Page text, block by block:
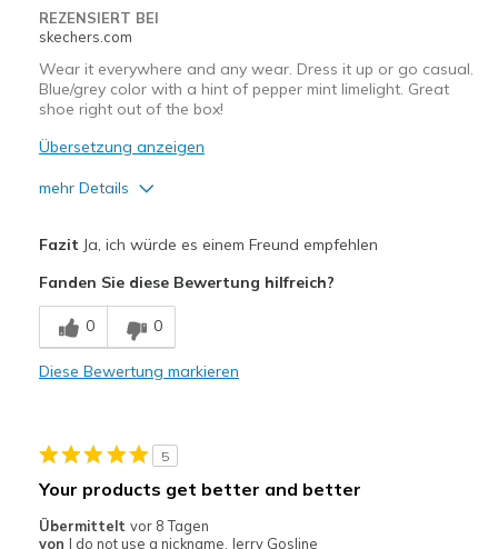
REZENSIERT BEI
skechers.com
Wear it everywhere and any wear. Dress it up or go casual.
Blue/grey color with a hint of pepper mint limelight. Great
shoe right out of the box!
Übersetzung anzeigen
mehr Details
Breathe Well
Comfortable
Nachteile
Fazit Ja, ich würde es einem Freund empfehlen
Fanden Sie diese Bewertung hilfreich?
0 0
Diese Bewertung markieren
5
Your products get better and better
Übermittelt vor 8 Tagen
von I do not use a nickname. Jerry Gosline